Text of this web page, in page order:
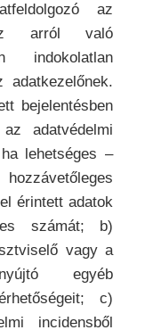
az
arról való
indokolatlan
adatkezelőnek.
bejelentésben
adatvédelmi
lehetséges –
érintett adatok
számát; b)
vagy a
egyéb
c)
incidensből